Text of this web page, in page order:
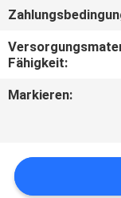
UNS
IN
FORDERN
Fähigkeit:
Markieren: